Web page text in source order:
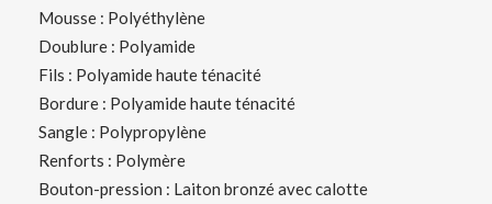
Mousse : Polyéthylène
Doublure : Polyamide
Fils : Polyamide haute ténacité
Bordure : Polyamide haute ténacité
Sangle : Polypropylène
Renforts : Polymère
Bouton-pression : Laiton bronzé avec calotte